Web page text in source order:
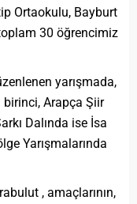
Ortaokulu, Bayburt
30 öğrencimiz
yarışmada,
birinci, Arapça Şiir
Dalında ise İsa
Yarışmalarında
, amaçlarının,